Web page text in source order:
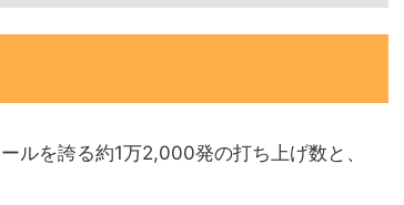
ルを誇る約1万2,000発の打ち上げ数と、